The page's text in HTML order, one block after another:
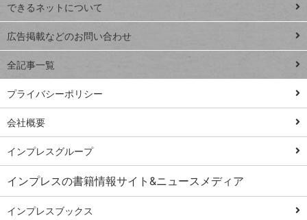
close
閉じ
る
Excel Q&A
トイアンナ流仕
事術
PowerAutomate
ではじめる業務
の完全自動化
AI議事録作成術
Windows 11
Q&A
Teams踏み込み
活用術
できるネットについて
広告掲載などのお問い合わせ
全記事一覧
プライバシーポリシー
会社概要
インプレスグループ
インプレスの書籍情報サイト&ニュースメディア
インプレスブックス